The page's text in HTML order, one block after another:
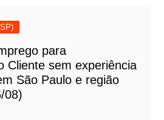
para
Cliente sem experiência
São Paulo e região
08)